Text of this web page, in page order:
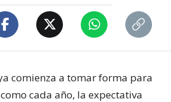
comienza a tomar forma para
cada año, la expectativa